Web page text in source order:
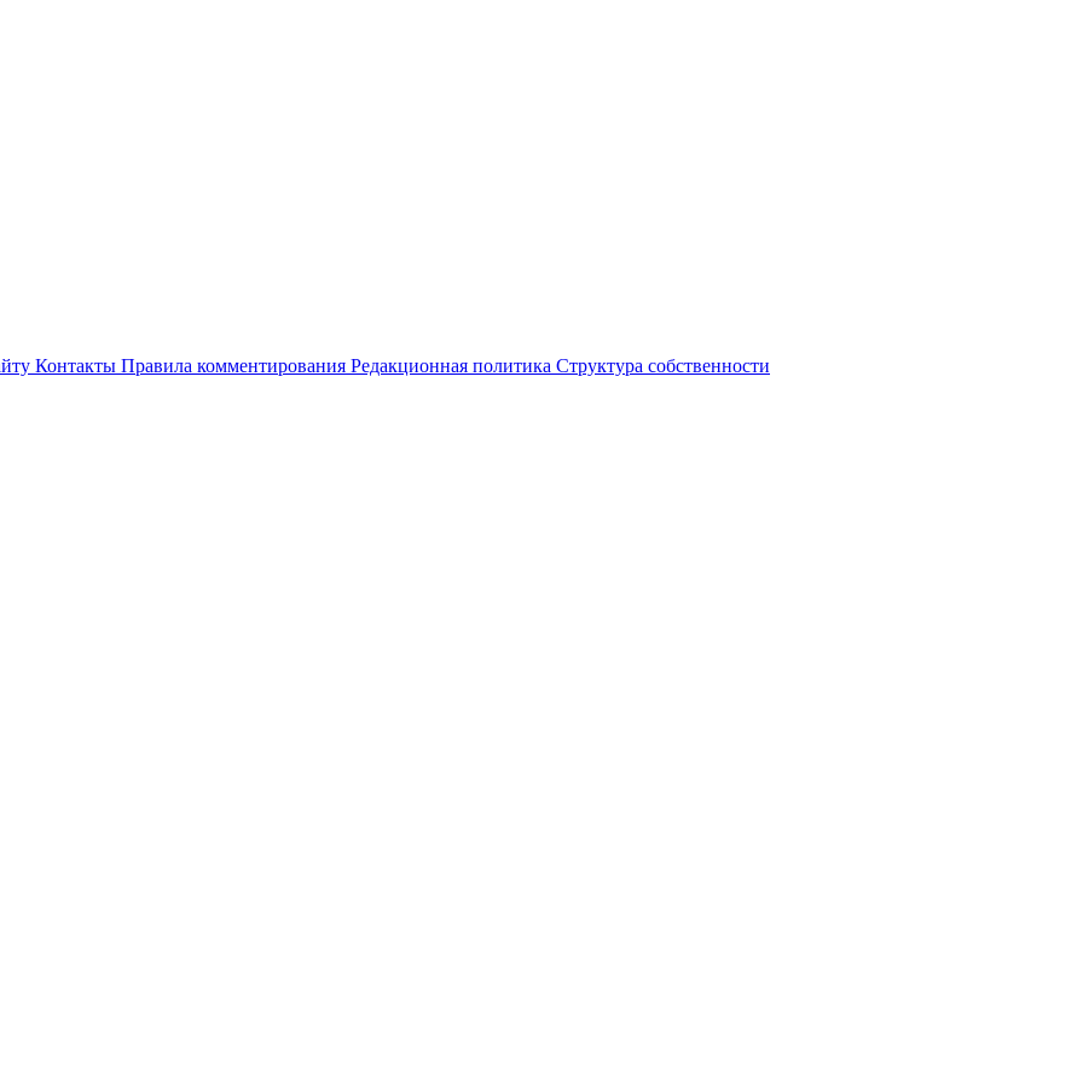
Контакты Правила комментирования Редакционная политика Структура собственности